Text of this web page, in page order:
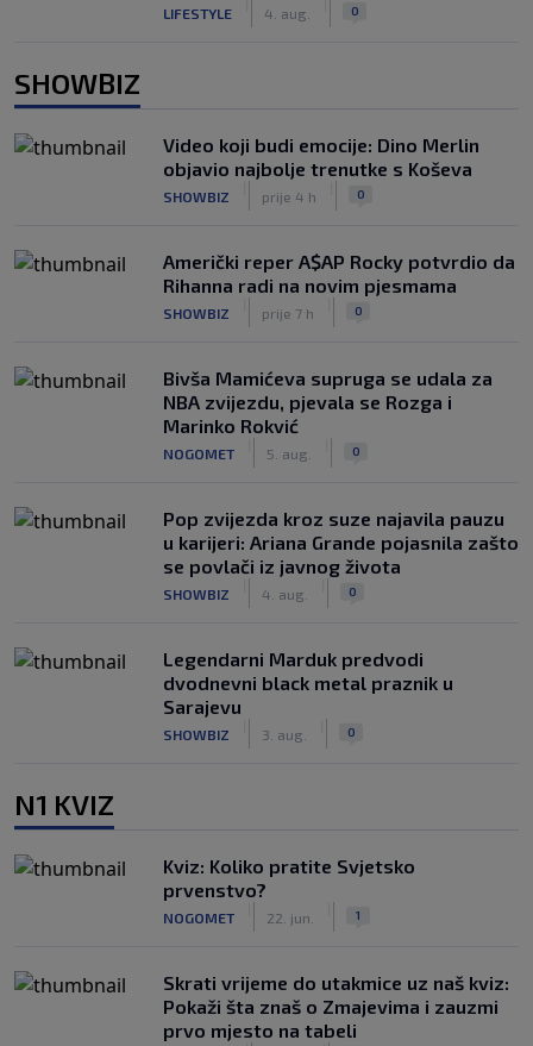
LIFESTYLE 4. aug. 0
SHOWBIZ
Video koji budi emocije: Dino Merlin
objavio najbolje trenutke s Koševa
SHOWBIZ prije 4 h 0
Američki reper A$AP Rocky potvrdio da
Rihanna radi na novim pjesmama
SHOWBIZ prije 7 h 0
Bivša Mamićeva supruga se udala za
NBA zvijezdu, pjevala se Rozga i
Marinko Rokvić
NOGOMET 5. aug. 0
Pop zvijezda kroz suze najavila pauzu
u karijeri: Ariana Grande pojasnila zašto
se povlači iz javnog života
SHOWBIZ 4. aug. 0
Legendarni Marduk predvodi
dvodnevni black metal praznik u
Sarajevu
SHOWBIZ 3. aug. 0
N1 KVIZ
Kviz: Koliko pratite Svjetsko
prvenstvo?
NOGOMET 22. jun. 1
Skrati vrijeme do utakmice uz naš kviz:
Pokaži šta znaš o Zmajevima i zauzmi
prvo mjesto na tabeli